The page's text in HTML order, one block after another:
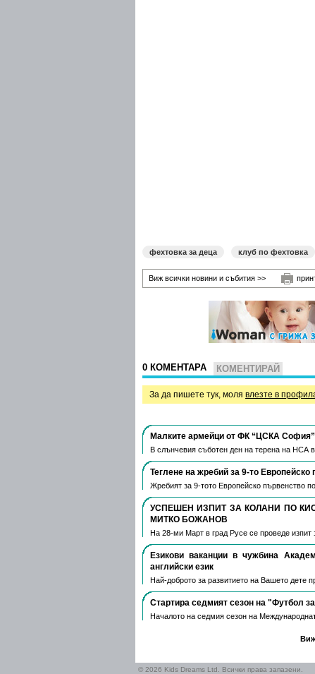
фехтовка за деца клуб по фехтовка
Виж всички новини и събития >>
0 КОМЕНТАРА КОМЕНТИРАЙ
За да пишете тук, моля влезте в
Малките армейци от ФК “ЦСКА
В слънчевия съботен ден на терена на
Теглене на жребий за 9-то
Жребият за 9-тото Европейско първенство
УСПЕШЕН ИЗПИТ ЗА КОЛАНИ ПО
МИТКО БОЖАНОВ
На 28-ми Март в град Русе се проведе изпит
Езикови ваканции​ в чужбина
английски език
Най-доброто за развитието на Вашето дете
Стартира седмият сезон на "Футбол
Началото на седмия сезон на
© 2026 Kids Dreams Ltd. Всички права запазени.